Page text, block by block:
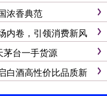
浓香典范
内卷，引领消费新风
茅台一手货源
白酒高性价比品质新